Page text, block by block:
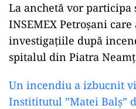
La anchetă vor participa
INSEMEX Petroşani care
investigațiile după
spitalul din Piatra
Un incendiu a izbucnit
Instititutul ”Matei Balş”